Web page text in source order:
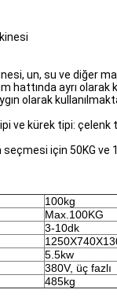
un, su ve diğer
hattında ayrı
olarak
ve kürek tipi:
için 50KG ve
100kg
Max.100KG
3-10dk
5.5kw
380V, üç fazlı
485kg